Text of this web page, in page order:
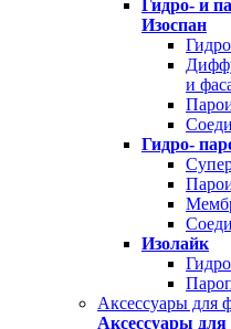
Гидро- и
Изоспан
и
Гидро-
Изолайк
Аксессуары для
Аксессуары для